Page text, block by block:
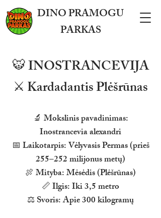
DINO PRAMOGU
PARKAS
🐯 INOSTRANCEVIJA
⚔️ Kardadantis Plėšrūnas
🔬 Mokslinis pavadinimas:
Inostrancevia alexandri
📅 Laikotarpis: Vėlyvasis Permas (prieš
255–252 milijonus metų)
🍖 Mityba: Mėsėdis (Plėšrūnas)
📏 Ilgis: Iki 3,5 metro
⚖️ Svoris: Apie 300 kilogramų